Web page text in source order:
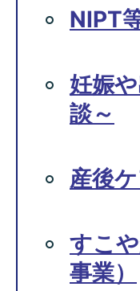
NIPT
妊娠
談～
産後
すこ
事業）